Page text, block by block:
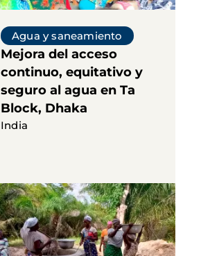
Agua y saneamiento
Mejora del acceso
continuo, equitativo y
seguro al agua en Ta
Block, Dhaka
India